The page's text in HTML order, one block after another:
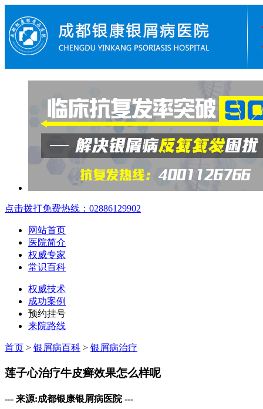
点击拨打免费热线：02886129902
网站首页
医院简介
权威专家
常识百科
权威技术
成功案例
预约挂号
来院路线
首页 > 银屑病百科 > 银屑病治疗
莲子心治疗牛皮癣效果怎么样呢
--- 来源:成都银康银屑病医院 ---